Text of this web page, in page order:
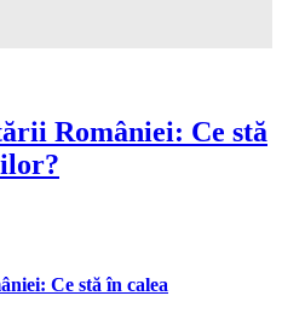
României: Ce stă
Ce stă în calea